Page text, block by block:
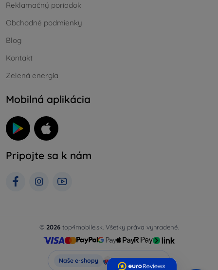
Reklamačný poriadok
Obchodné podmienky
Blog
Kontakt
Zelená energia
Mobilná aplikácia
Pripojte sa k nám
© 2026 top4mobile.sk. Všetky práva vyhradené.
Naše e-shopy Top4Mobile.sk